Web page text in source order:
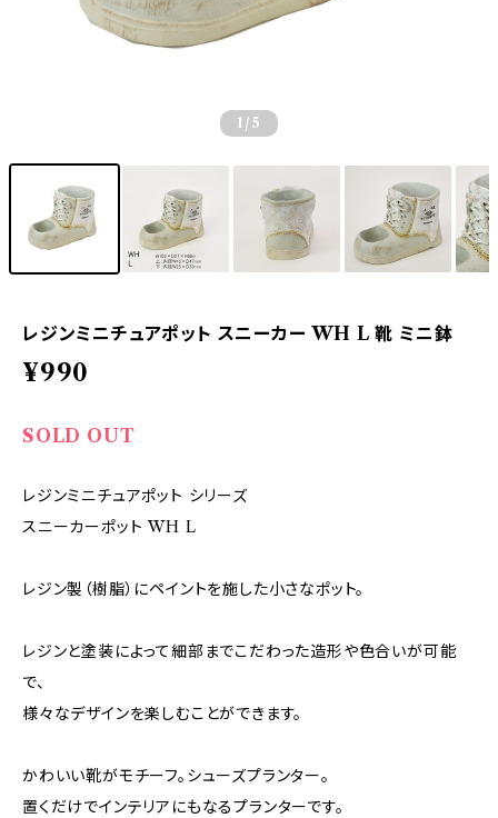
1 /5
レジンミニチュアポット スニーカー WH L 靴 ミニ鉢
¥990
SOLD OUT
レジンミニチュアポット シリーズ
スニーカーポット WH L
レジン製（樹脂）にペイントを施した小さなポット。
レジンと塗装によって細部までこだわった造形や色合いが可能
で、
様々なデザインを楽しむことができます。
かわいい靴がモチーフ。シューズプランター。
置くだけでインテリアにもなるプランターです。